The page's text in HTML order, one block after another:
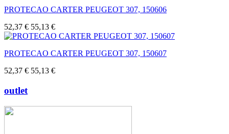
PROTECAO CARTER PEUGEOT 307, 150606
52,37 € 55,13 €
PROTECAO CARTER PEUGEOT 307, 150607
52,37 € 55,13 €
outlet